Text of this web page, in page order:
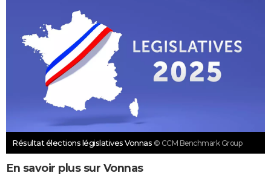
Résultat élections législatives Vonnas © CCM Benchmark Group
En savoir plus sur Vonnas